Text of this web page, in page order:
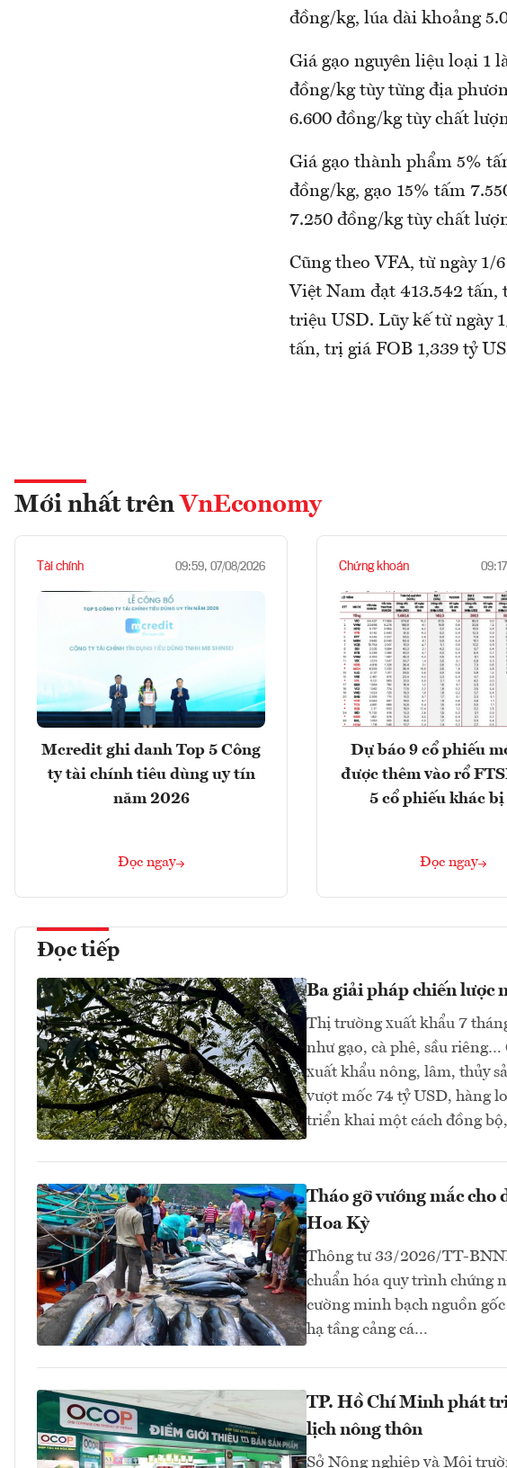
đồng/kg, lúa dài khoảng
Giá gạo nguyên liệu loại 1
đồng/kg tùy từng địa
6.600 đồng/kg tùy chất
Giá gạo thành phẩm 5%
đồng/kg, gạo 15% tấm
7.250 đồng/kg tùy chất
Cũng theo VFA, từ ngày 1/
Việt Nam đạt 413.542 tấn,
triệu USD. Lũy kế từ ngày
tấn, trị giá FOB 1,339 tỷ
Mới nhất trên VnEconomy
Tài chính 09:59, 07/08/2026
Mcredit ghi danh Top 5 Công
ty tài chính tiêu dùng uy tín
năm 2026
Đọc ngay
Chứng khoán
Dự báo 9 cổ phiếu
được thêm vào rổ
5 cổ phiếu khác
Đọc ngay
Đọc tiếp
Ba giải pháp chiến lược
Thị trường xuất khẩu 7
như gạo, cà phê, sầu riêng…
xuất khẩu nông, lâm, thủy
vượt mốc 74 tỷ USD, hàng
triển khai một cách đồng
Tháo gỡ vướng mắc
Hoa Kỳ
Thông tư 33/2026/TT-
chuẩn hóa quy trình chứng
cường minh bạch nguồn
hạ tầng cảng cá…
TP. Hồ Chí Minh phát
lịch nông thôn
Sở Nông nghiệp và Môi